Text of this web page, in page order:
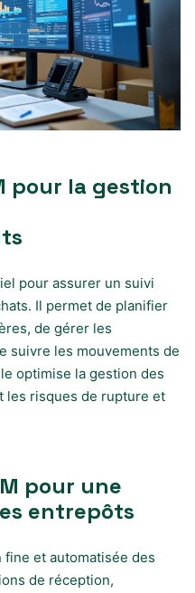
pour la gestion
pour assurer un suivi
Il permet de planifier
de gérer les
suivre les mouvements de
optimise la gestion des
les risques de rupture et
pour une
entrepôts
fine et automatisée des
de réception,